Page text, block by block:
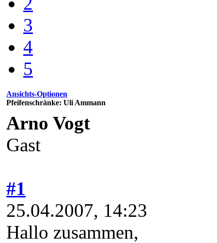
3
4
5
Ansichts-Optionen
Pfeifenschränke: Uli Ammann
Arno Vogt
Gast
#1
25.04.2007, 14:23
Hallo zusammen,